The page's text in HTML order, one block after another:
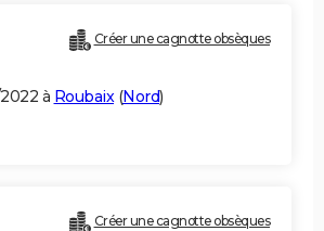
Créer une cagnotte obsèques
à Roubaix(Nord)
Créer une cagnotte obsèques